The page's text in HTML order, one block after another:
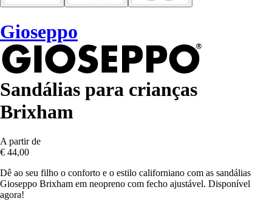
Gioseppo
Sandálias para crianças
Brixham
A partir de
€ 44,00
Dê ao seu filho o conforto e o estilo californiano com as sandálias
Gioseppo Brixham em neopreno com fecho ajustável. Disponível
agora!